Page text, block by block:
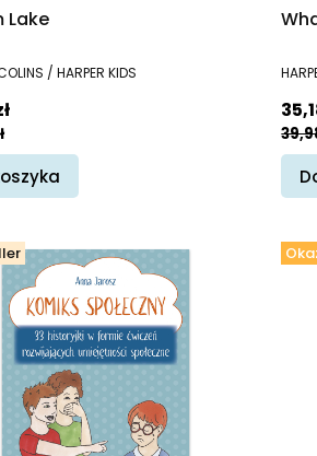
Lake
/ HARPER KIDS